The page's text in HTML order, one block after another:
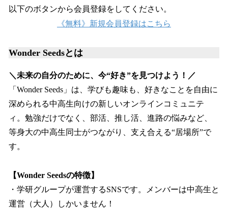
以下のボタンから会員登録をしてください。
《無料》新規会員登録はこちら
Wonder Seedsとは
＼未来の自分のために、今“好き”を見つけよう！／
「Wonder Seeds」は、学びも趣味も、好きなことを自由に
深められる中高生向けの新しいオンラインコミュニテ
ィ。勉強だけでなく、部活、推し活、進路の悩みなど、
等身大の中高生同士がつながり、支え合える“居場所”で
す。
【Wonder Seedsの特徴】
・学研グループが運営するSNSです。メンバーは中高生と
運営（大人）しかいません！